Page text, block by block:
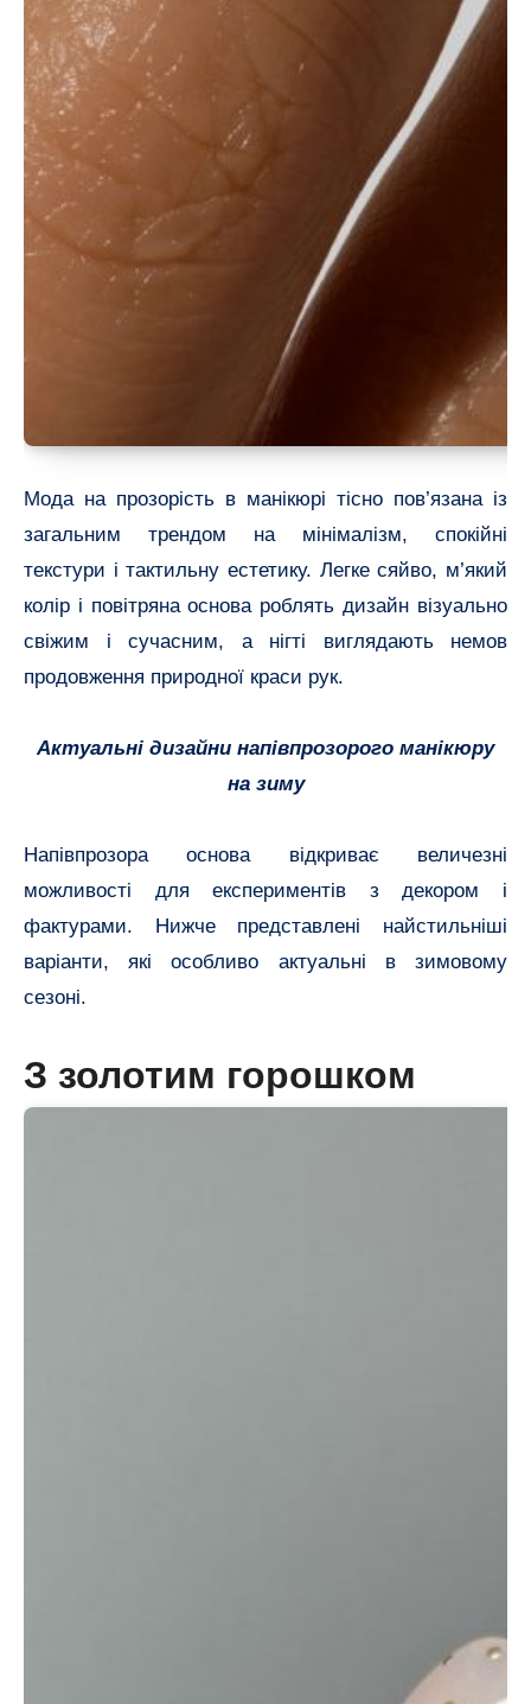
Мода на прозорість в манікюрі тісно пов’язана із
загальним трендом на мінімалізм, спокійні
текстури і тактильну естетику. Легке сяйво, м’який
колір і повітряна основа роблять дизайн візуально
свіжим і сучасним, а нігті виглядають немов
продовження природної краси рук.
Актуальні дизайни напівпрозорого манікюру
на зиму
Напівпрозора основа відкриває величезні
можливості для експериментів з декором і
фактурами. Нижче представлені найстильніші
варіанти, які особливо актуальні в зимовому
сезоні.
З золотим горошком